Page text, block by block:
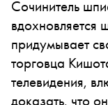
Сочинитель
вдохновляется
придумывает
торговца
телевидения,
доказать, что